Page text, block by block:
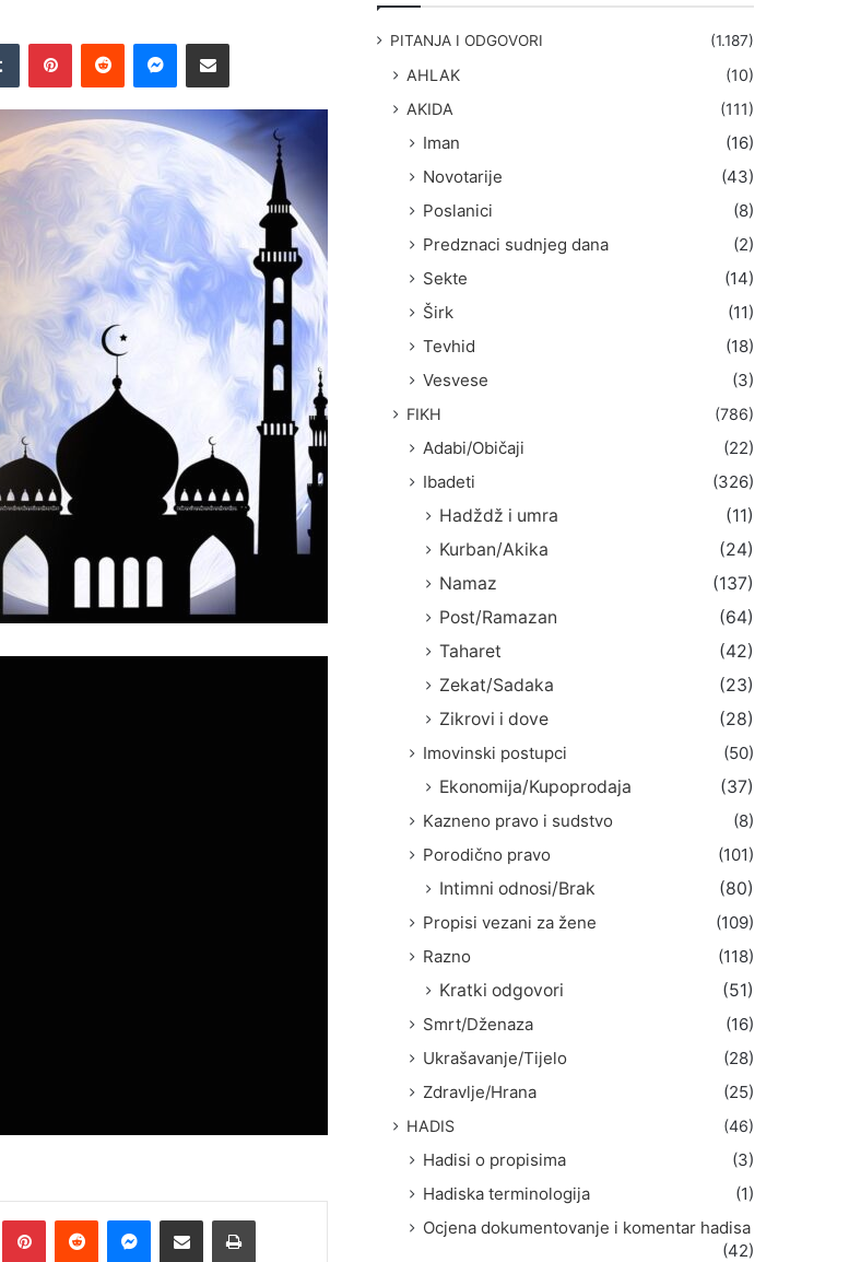
PITANJA I ODGOVORI (1.187)
AHLAK
(10)
AKIDA
(111)
Iman
(16)
Novotarije
(43)
Poslanici
(8)
Predznaci sudnjeg dana
(2)
Sekte
(14)
Širk
(11)
Tevhid
(18)
Vesvese
(3)
FIKH (786)
Adabi/Običaji
(22)
Ibadeti
(326)
Hadždž i umra
(11)
Kurban/Akika
(24)
Namaz
(137)
Post/Ramazan
(64)
Taharet
(42)
Zekat/Sadaka
(23)
Zikrovi i dove
(28)
Imovinski postupci
(50)
Ekonomija/Kupoprodaja
(37)
Kazneno pravo i sudstvo
(8)
Porodično pravo
(101)
Intimni odnosi/Brak
(80)
Propisi vezani za žene
(109)
Razno
(118)
Kratki odgovori
(51)
Smrt/Dženaza
(16)
Ukrašavanje/Tijelo
(28)
Zdravlje/Hrana
(25)
HADIS (46)
Hadisi o propisima
(3)
Hadiska terminologija
(1)
Ocjena dokumentovanje i komentar hadisa
(42)